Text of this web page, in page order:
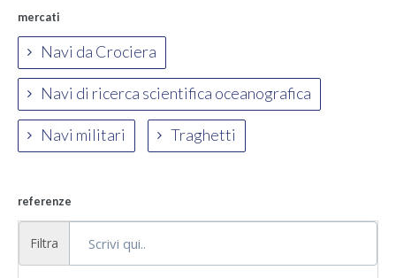
mercati
Navi da Crociera
Navi di ricerca scientifica oceanografica
Navi militari Traghetti
referenze
Filtra